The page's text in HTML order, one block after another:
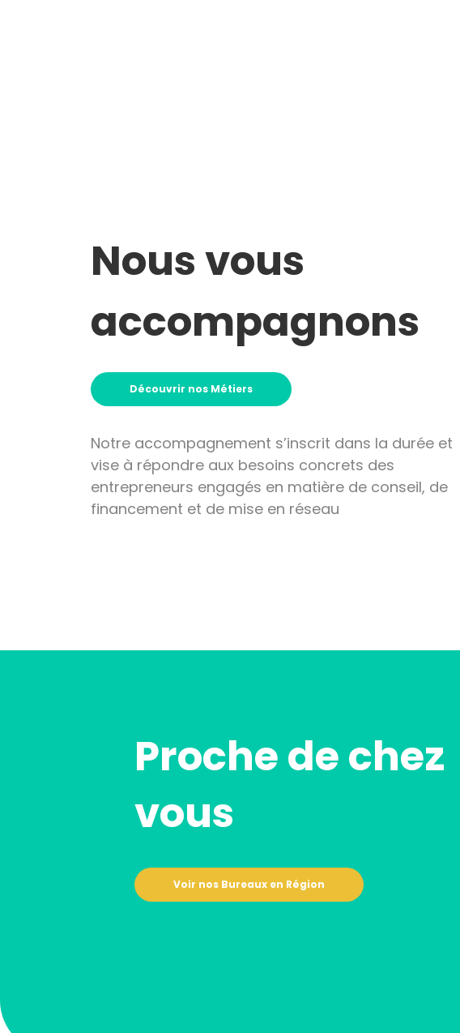
Nous vous
accompagnons
Découvrir nos Métiers
Notre accompagnement s’inscrit dans la durée et
vise à répondre aux besoins concrets des
entrepreneurs engagés en matière de conseil, de
financement et de mise en réseau
Proche de chez
vous
Voir nos Bureaux en Région